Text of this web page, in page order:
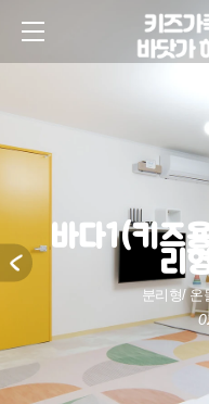
바다1(키즈
리
분리형/ 온